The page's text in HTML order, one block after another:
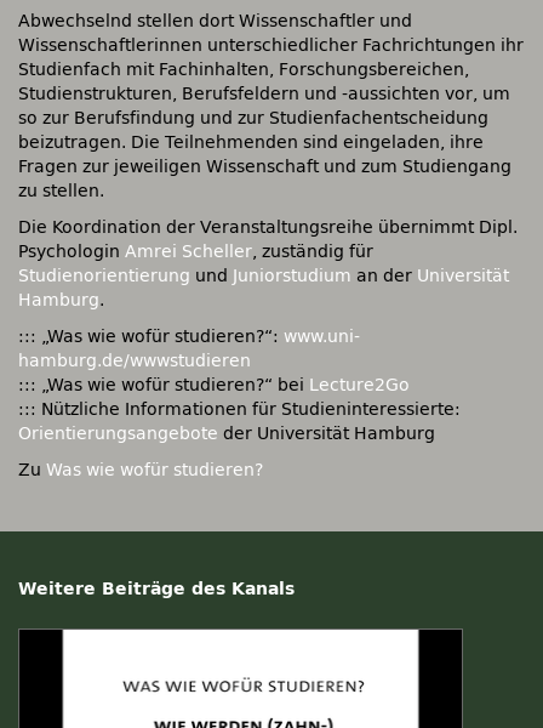
Abwechselnd stellen dort Wissenschaftler und
Wissenschaftlerinnen unterschiedlicher Fachrichtungen ihr
Studienfach mit Fachinhalten, Forschungsbereichen,
Studienstrukturen, Berufsfeldern und -aussichten vor, um
so zur Berufsfindung und zur Studienfachentscheidung
beizutragen. Die Teilnehmenden sind eingeladen, ihre
Fragen zur jeweiligen Wissenschaft und zum Studiengang
zu stellen.
Die Koordination der Veranstaltungsreihe übernimmt Dipl.
Psychologin Amrei Scheller, zuständig für
Studienorientierung und Juniorstudium an der Universität
Hamburg.
::: „Was wie wofür studieren?“: www.uni-
hamburg.de/wwwstudieren
::: „Was wie wofür studieren?“ bei Lecture2Go
::: Nützliche Informationen für Studieninteressierte:
Orientierungsangebote der Universität Hamburg
Zu Was wie wofür studieren?
Weitere Beiträge des Kanals